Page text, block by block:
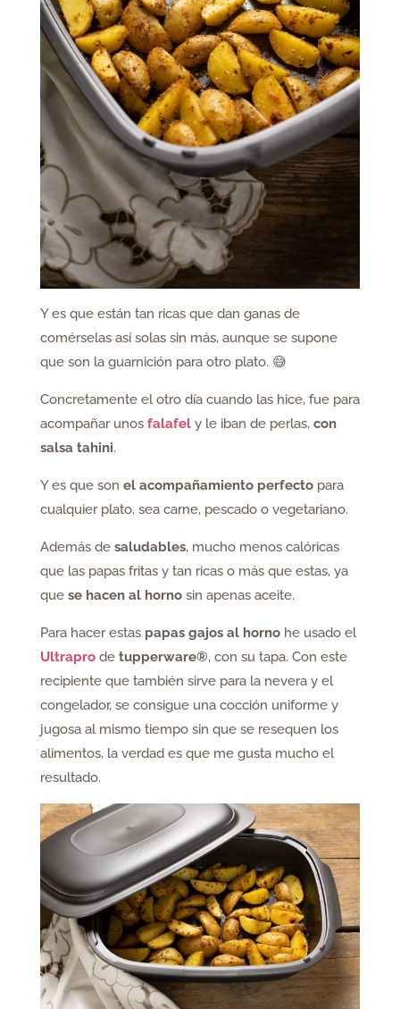
Y es que están tan ricas que dan ganas de
comérselas así solas sin más, aunque se supone
que son la guarnición para otro plato. 😅
Concretamente el otro día cuando las hice, fue para
acompañar unos falafely le iban de perlas, con
salsa tahini.
Y es que son el acompañamiento perfectopara
cualquier plato, sea carne, pescado o vegetariano.
Además de saludables, mucho menos calóricas
que las papas fritas y tan ricas o más que estas, ya
que se hacen al hornosin apenas aceite.
Para hacer estaspapas gajos al hornohe usado el
Ultrapro de tupperware®, con su tapa. Con este
recipiente que también sirve para la nevera y el
congelador, se consigue una cocción uniforme y
jugosa al mismo tiempo sin que se resequen los
alimentos, la verdad es que me gusta mucho el
resultado.